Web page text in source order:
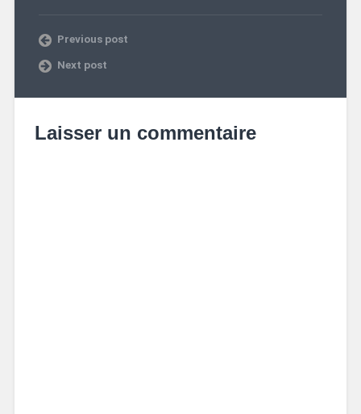
Previous post
Next post
Laisser un commentaire